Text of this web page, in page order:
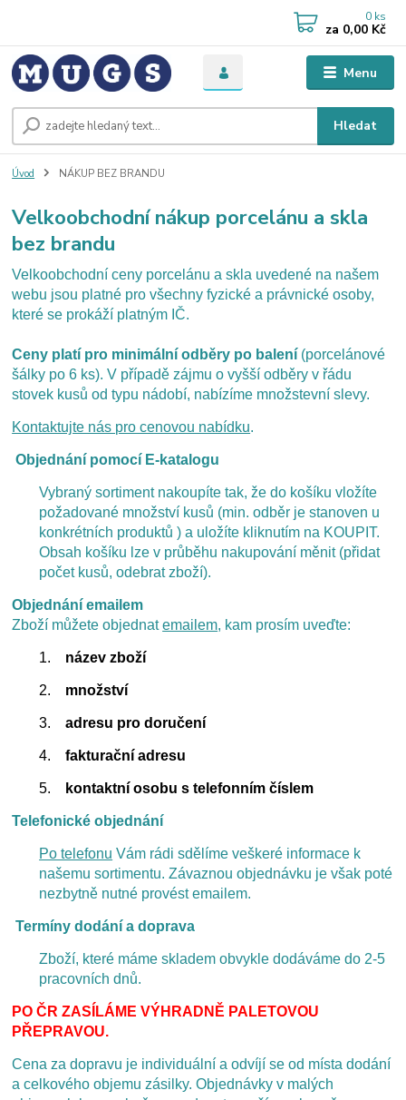
Menu
Hledat
0 ks
za 0,00 Kč
Úvod NÁKUP BEZ BRANDU
Velkoobchodní nákup porcelánu a skla
bez brandu
Velkoobchodní ceny porcelánu a skla uvedené na našem
webu jsou platné pro všechny fyzické a právnické osoby,
které se prokáží platným IČ.
Ceny platí pro minimální odběry po balení (porcelánové
šálky po 6 ks). V případě zájmu o vyšší odběry v řádu
stovek kusů od typu nádobí, nabízíme množstevní slevy.
Kontaktujte nás pro cenovou nabídku.
Objednání pomocí E-katalogu
Vybraný sortiment nakoupíte tak, že do košíku vložíte
požadované množství kusů (min. odběr je stanoven u
konkrétních produktů ) a uložíte kliknutím na KOUPIT.
Obsah košíku lze v průběhu nakupování měnit (přidat
počet kusů, odebrat zboží).
Objednání emailem
Zboží můžete objednatemailem, kam prosím uveďte:
1. název zboží
2. množství
3.adresu pro doručení
4. fakturační adresu
5. kontaktní osobu s telefonním číslem
Telefonické objednání
Po telefonu Vám rádi sdělíme veškeré informace k
našemu sortimentu. Závaznou objednávku je však poté
nezbytně nutné provést emailem.
Termíny dodání a doprava
Zboží, které máme skladem obvykle dodáváme do 2-5
pracovních dnů.
PO ČR ZASÍLÁME VÝHRADNĚ PALETOVOU
PŘEPRAVOU.
Cena za dopravu je individuální a odvíjí se od místa dodání
a celkového objemu zásilky. Objednávky v malých